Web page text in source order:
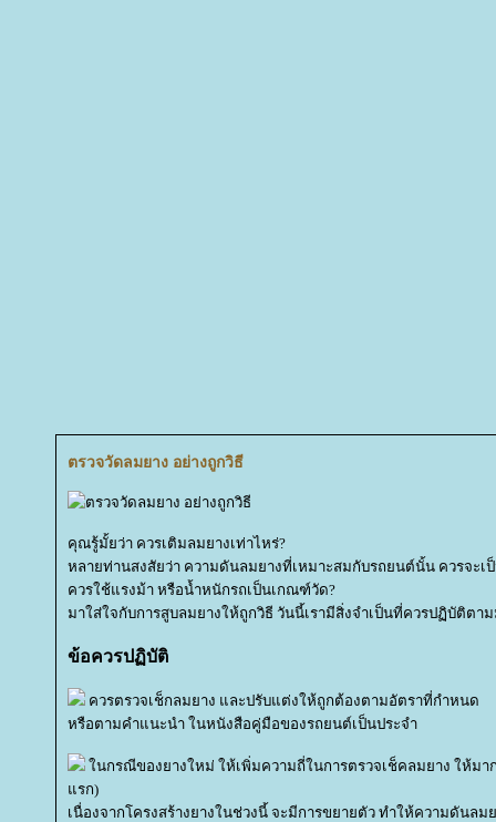
ตรวจวัดลมยาง อย่างถูกวิธี
คุณรู้มั้ยว่า ควรเติมลมยางเท่าไหร่?
หลายท่านสงสัยว่า ความดันลมยางที่เหมาะสมกับรถยนต์นั้น ควรจะเ
ควรใช้แรงม้า หรือน้ำหนักรถเป็นเกณฑ์วัด?
มาใส่ใจกับการสูบลมยางให้ถูกวิธี วันนี้เรามีสิ่งจำเป็นที่ควรปฏิบัติตา
ข้อควรปฏิบัติ
ควรตรวจเช็กลมยาง และปรับแต่งให้ถูกต้องตามอัตราที่กำหนด
หรือตามคำแนะนำ ในหนังสือคู่มือของรถยนต์เป็นประจำ
นกรณีของยางใหม่ ให้เพิ่มความถี่ในการตรวจเช็คลมยาง ให้มาก
รก)
เนื่องจากโครงสร้างยางในช่วงนี้ จะมีการขยายตัว ทำให้ความดันลม